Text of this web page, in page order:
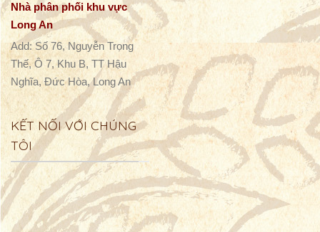
Nhà phân phối khu vực
Long An
Add: Số 76, Nguyễn Trọng
Thế, Ô 7, Khu B, TT Hậu
Nghĩa, Đức Hòa, Long An
KẾT NỐI VỚI CHÚNG
TÔI